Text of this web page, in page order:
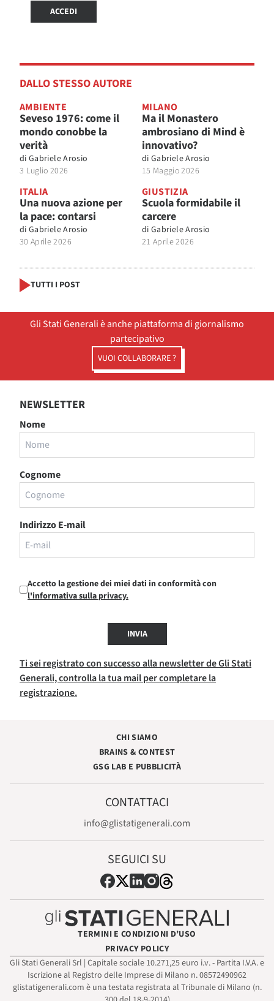
ACCEDI
DALLO STESSO AUTORE
AMBIENTE
Seveso 1976: come il
mondo conobbe la
verità
di Gabriele Arosio
3 Luglio 2026
MILANO
Ma il Monastero
ambrosiano di Mind è
innovativo?
di Gabriele Arosio
15 Maggio 2026
ITALIA
Una nuova azione per
la pace: contarsi
di Gabriele Arosio
30 Aprile 2026
GIUSTIZIA
Scuola formidabile il
carcere
di Gabriele Arosio
21 Aprile 2026
TUTTI I POST
Gli Stati Generali è anche piattaforma di giornalismo
partecipativo
VUOI COLLABORARE ?
NEWSLETTER
Nome
Cognome
Indirizzo E-mail
Accetto la gestione dei miei dati in conformità con
l'informativa sulla privacy.
INVIA
Ti sei registrato con successo alla newsletter de Gli Stati
Generali, controlla la tua mail per completare la
registrazione.
CHI SIAMO
BRAINS & CONTEST
GSG LAB E PUBBLICITÀ
CONTATTACI
info@glistatigenerali.com
SEGUICI SU
TERMINI E CONDIZIONI D’USO
PRIVACY POLICY
Gli Stati Generali Srl | Capitale sociale 10.271,25 euro i.v. - Partita I.V.A. e
Iscrizione al Registro delle Imprese di Milano n. 08572490962
glistatigenerali.com è una testata registrata al Tribunale di Milano (n.